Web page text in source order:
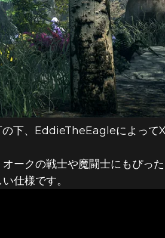
下、EddieTheEagleによって
ークの戦士や魔闘士にもぴっ
仕様です。